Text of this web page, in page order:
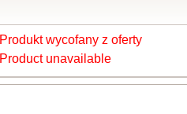
Produkt wycofany z oferty
Product unavailable